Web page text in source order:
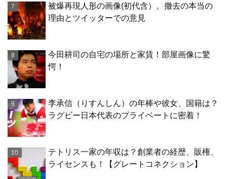
被爆再現人形の画像(初代含）。撤去の本当の
理由とツイッターでの意見
今田耕司の自宅の場所と家賃！部屋画像に驚
愕！
李承信（りすんしん）の年棒や彼女、国籍は？
ラグビー日本代表のプライベートに密着！
テトリス一家の年収は？創業者の経歴、販権、
ライセンスも！【グレートコネクション】